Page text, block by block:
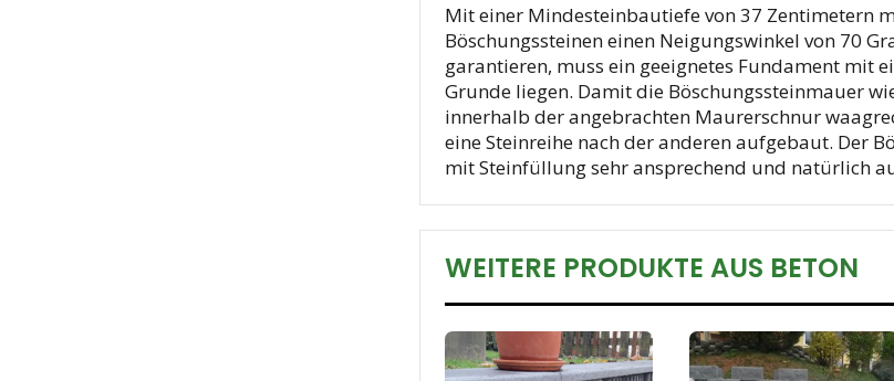
Mit einer Mindesteinbautiefe von 37 Zentimetern
Böschungssteinen einen Neigungswinkel von 70
garantieren, muss ein geeignetes Fundament mit
Grunde liegen. Damit die Böschungssteinmauer
innerhalb der angebrachten Maurerschnur
eine Steinreihe nach der anderen aufgebaut. Der
mit Steinfüllung sehr ansprechend und natürlich
WEITERE PRODUKTE AUS BETON